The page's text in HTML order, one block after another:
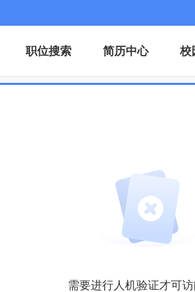
职位搜索 简历中心 校
需要进行人机验证才可